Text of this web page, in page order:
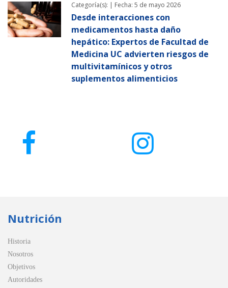
Categoría(s): | Fecha: 5 de mayo 2026
Desde interacciones con
medicamentos hasta daño
hepático: Expertos de Facultad de
Medicina UC advierten riesgos de
multivitamínicos y otros
suplementos alimenticios
Nutrición
Historia
Nosotros
Objetivos
Autoridades